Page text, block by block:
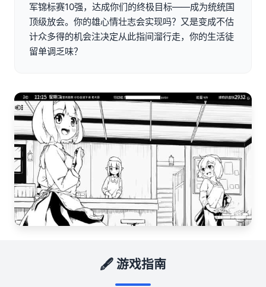
军锦标赛10强，达成你们的终极目标——成为统统国
顶级放会。你的雄心情壮志会实现吗？又是变成不估
计众多得的机会注决定从此指间溜行走，你的生活徒
留单调乏味？
🖋️ 游戏指南